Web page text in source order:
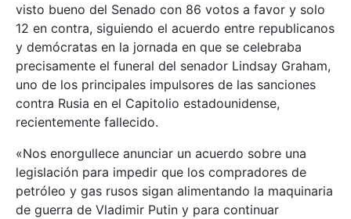
visto bueno del Senado con 86 votos a favor y solo
12 en contra, siguiendo el acuerdo entre republicanos
y demócratas en la jornada en que se celebraba
precisamente el funeral del senador Lindsay Graham,
uno de los principales impulsores de las sanciones
contra Rusia en el Capitolio estadounidense,
recientemente fallecido.
«Nos enorgullece anunciar un acuerdo sobre una
legislación para impedir que los compradores de
petróleo y gas rusos sigan alimentando la maquinaria
de guerra de Vladimir Putin y para continuar